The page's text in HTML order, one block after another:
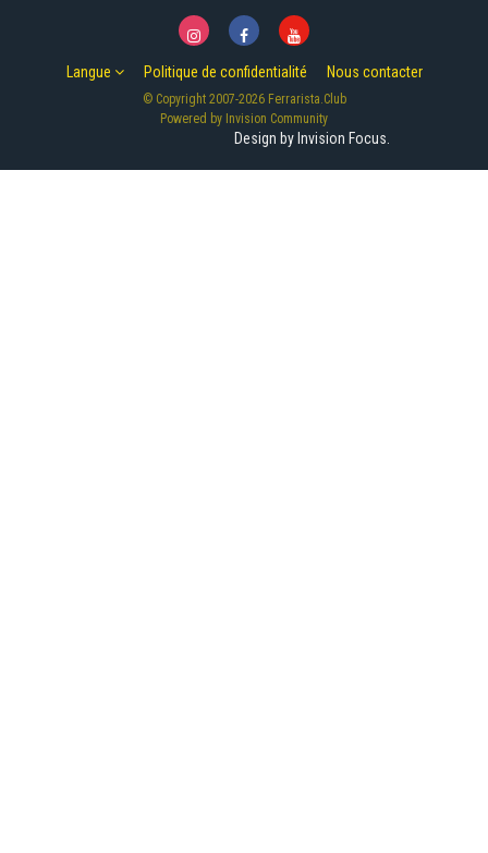
Langue Politique de confidentialité Nous contacter
© Copyright 2007-2026 Ferrarista.Club
Powered by Invision Community
Design by Invision Focus.